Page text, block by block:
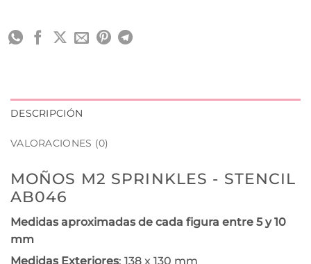
DESCRIPCIÓN
VALORACIONES (0)
MOÑOS M2 SPRINKLES - STENCIL
AB046
Medidas aproximadas de cada figura entre 5 y 10
mm
Medidas Exteriores: 138 x 130 mm